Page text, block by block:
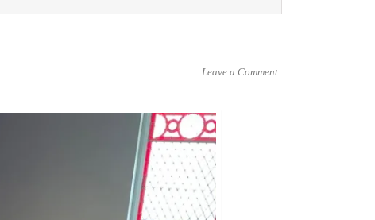
Leave a Comment